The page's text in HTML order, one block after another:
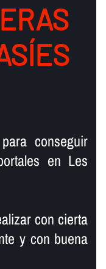
conseguir
en Les
con cierta
y con buena